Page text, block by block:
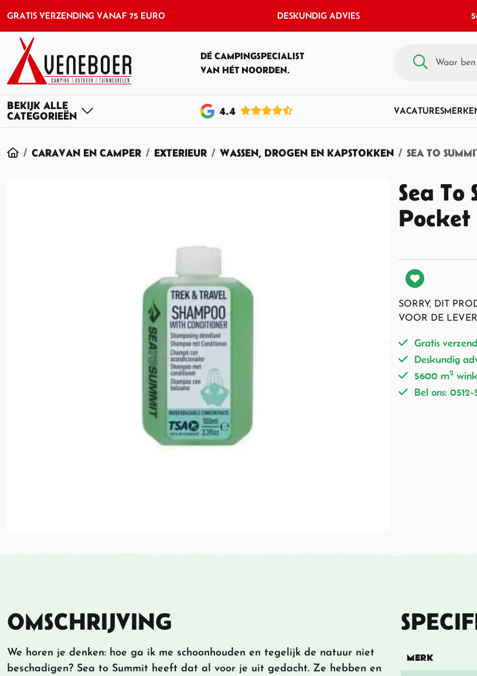
GRATIS VERZENDING VANAF 75 EURO DESKUNDIG ADVIES
DÉ CAMPINGSPECIALIST
VAN HÉT NOORDEN.
4.4 VACATURES
HOME
CARAVAN EN CAMPER EXTERIEUR WASSEN, DROGEN EN KAPSTOKKEN SEA TO
Sea
Pocket
SORRY, DIT
VOOR DE
Gratis
Deskundig
5600 m2
Bel ons:
OMSCHRIJVING
We horen je denken: hoe ga ik me schoonhouden en tegelijk de natuur niet
beschadigen? Sea to Summit heeft dat al voor je uit gedacht. Ze hebben en
MERK